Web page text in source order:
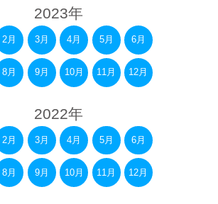
2023年
2月 3月 4月 5月 6月
8月 9月 10月 11月 12月
2022年
2月 3月 4月 5月 6月
8月 9月 10月 11月 12月